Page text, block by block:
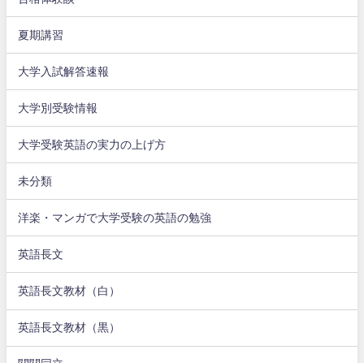
夏期講習
大学入試解答速報
大学別受験情報
大学受験英語の実力の上げ方
未分類
洋楽・マンガで大学受験の英語の勉強
英語長文
英語長文教材（白）
英語長文教材（黒）